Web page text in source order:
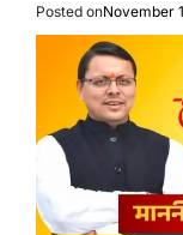
Posted onNovember